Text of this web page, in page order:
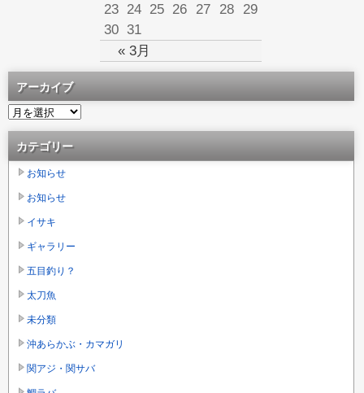
« 3月
23 24 25 26 27 28
29
30 31
アーカイブ
カテゴリー
お知らせ
お知らせ
イサキ
ギャラリー
五目釣り？
太刀魚
未分類
沖あらかぶ・カマガリ
関アジ・関サバ